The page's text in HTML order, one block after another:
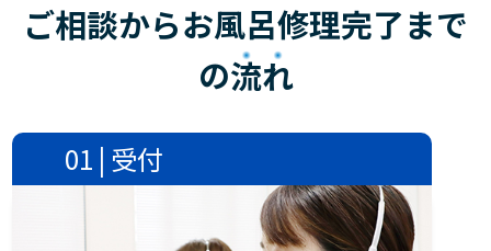
ご相談からお風呂修理完了まで
の流れ
01 | 受付